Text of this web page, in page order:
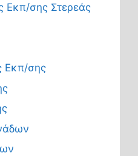
Εκπ/σης Στερεάς
Εκπ/σης